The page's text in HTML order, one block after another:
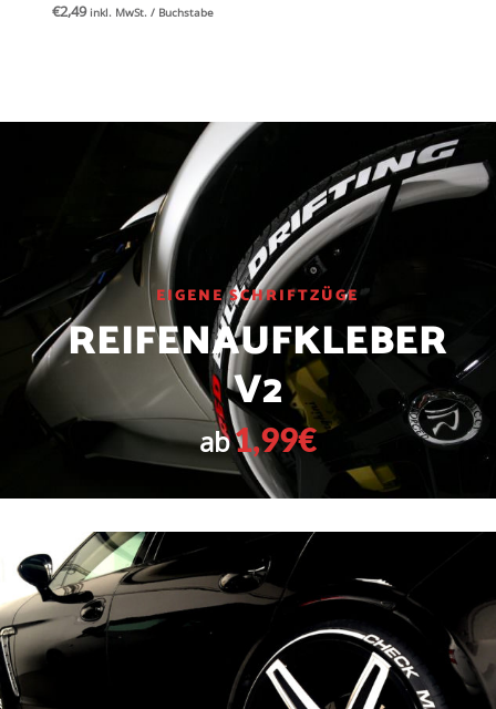
€2,49 inkl. MwSt./ Buchstabe
EIGENE SCHRIFTZÜGE
REIFENAUFKLEBER
V2
ab1,99€